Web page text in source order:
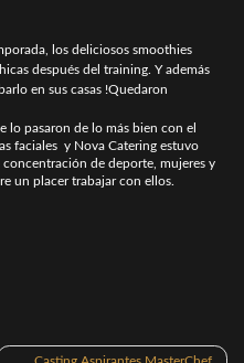
los deliciosos smoothies
después del training. Y además
en sus casas !Quedaron
lo pasaron de lo más bien con el
faciales y Nova Catering estuvo
de deporte, mujeres y
un placer trabajar con ellos.